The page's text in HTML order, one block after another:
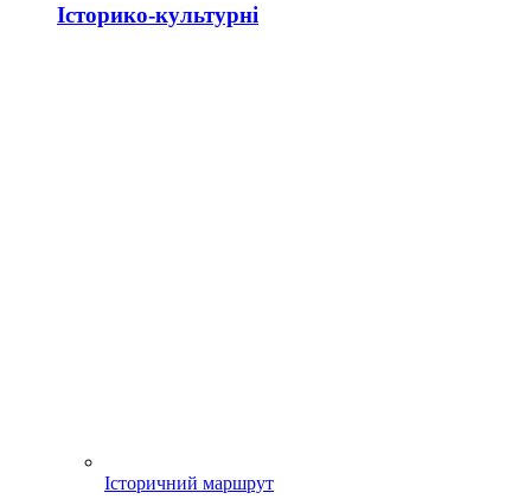
Історико-культурні
Історичний маршрут